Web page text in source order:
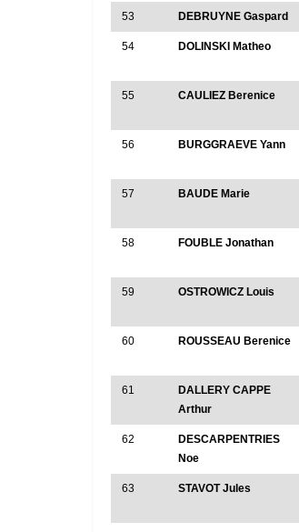
53 DEBRUYNE Gaspard
54 DOLINSKI Matheo
55 CAULIEZ Berenice
56 BURGGRAEVE Yann
57 BAUDE Marie
58 FOUBLE Jonathan
59 OSTROWICZ Louis
60 ROUSSEAU Berenice
61
DALLERY CAPPE
Arthur
62
DESCARPENTRIES
Noe
63 STAVOT Jules